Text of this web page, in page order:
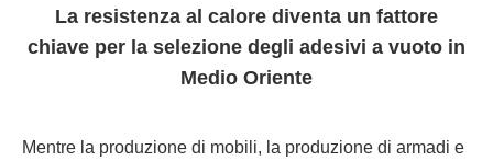
La resistenza al calore diventa un fattore
chiave per la selezione degli adesivi a vuoto in
Medio Oriente
Mentre la produzione di mobili, la produzione di armadi e